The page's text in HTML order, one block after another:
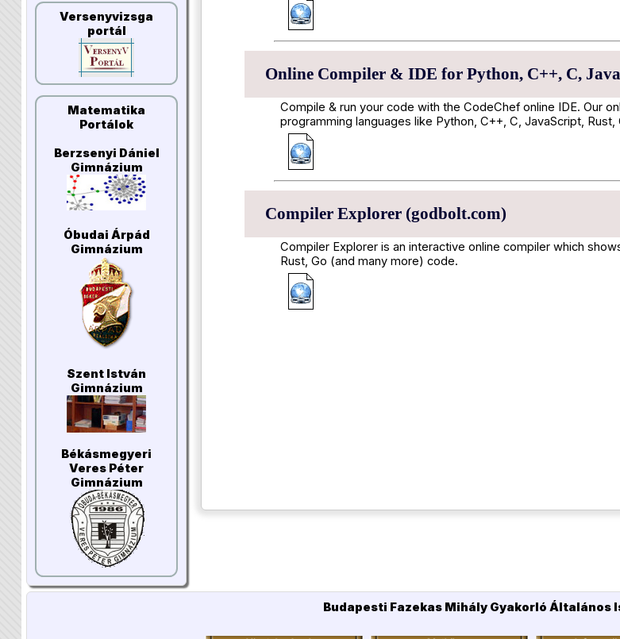
Versenyvizsga
portál
Matematika
Portálok
Berzsenyi Dániel
Gimnázium
Óbudai Árpád
Gimnázium
Szent István
Gimnázium
Békásmegyeri
Veres Péter
Gimnázium
Online Compiler & IDE for Python, C++, C,
Compile & run your code with the CodeChef online IDE. Our
programming languages like Python, C++, C, JavaScript, Rust,
Compiler Explorer (godbolt.com)
Compiler Explorer is an interactive online compiler which
Rust, Go (and many more) code.
Budapesti Fazekas Mihály Gyakorló Általános